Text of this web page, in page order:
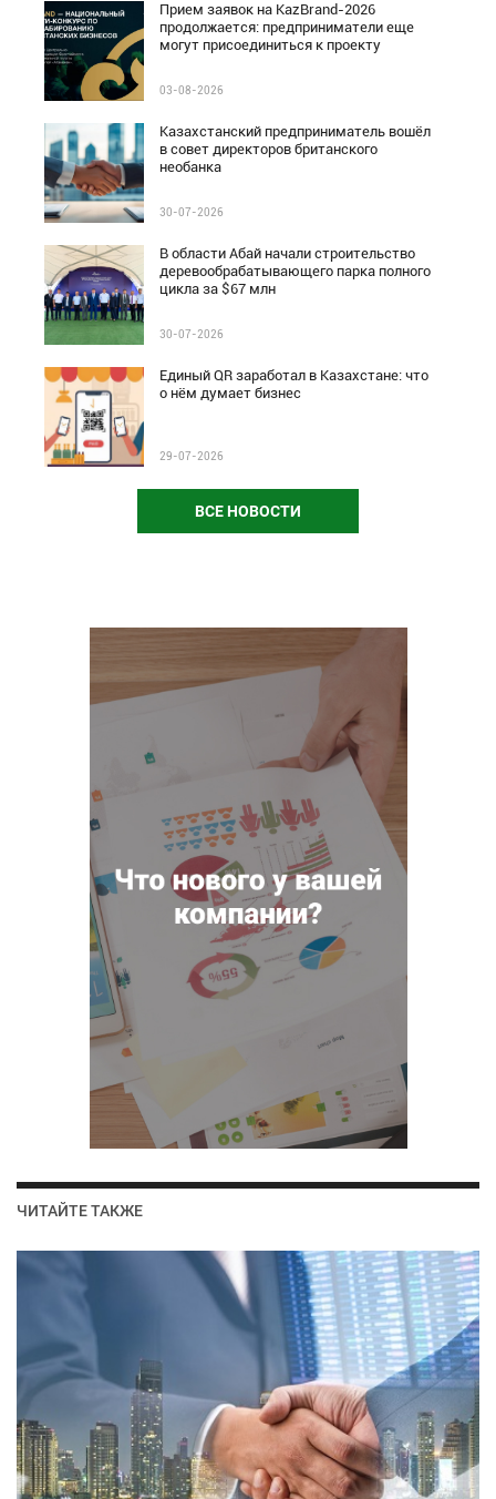
Прием заявок на KazBrand-2026
продолжается: предприниматели еще
могут присоединиться к проекту
03-08-2026
Казахстанский предприниматель вошёл
в совет директоров британского
необанка
30-07-2026
В области Абай начали строительство
деревообрабатывающего парка полного
цикла за $67 млн
30-07-2026
Единый QR заработал в Казахстане: что
о нём думает бизнес
29-07-2026
ВСЕ НОВОСТИ
ЧИТАЙТЕ ТАКЖЕ